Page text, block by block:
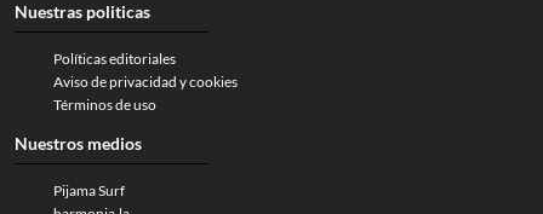
Nuestras politicas
Políticas editoriales
Aviso de privacidad y cookies
Términos de uso
Nuestros medios
Pijama Surf